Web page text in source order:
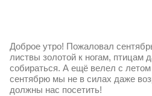
Доброе утро! Пожаловал
листвы золотой к ногам, птицам
собираться. А ещё велел с
сентябрю мы не в силах даже
должны нас посетить!